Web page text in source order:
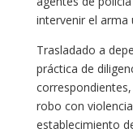
intervenir el arma
Trasladado a
práctica de
robo con
establecimiento